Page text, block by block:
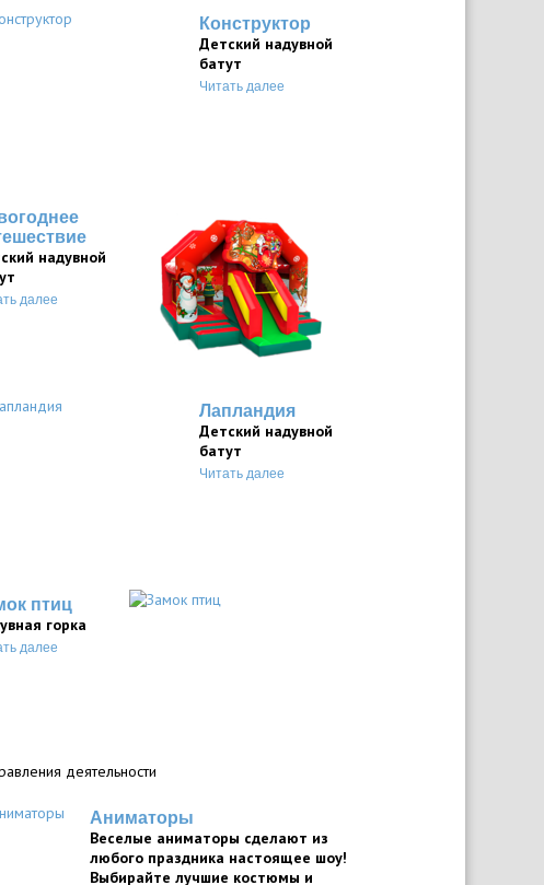
Конструктор
Детский надувной
батут
Читать далее
надувной
далее
Лапландия
Детский надувной
батут
Читать далее
птиц
горка
далее
деятельности
Аниматоры
Веселые аниматоры сделают из
любого праздника настоящее шоу!
Выбирайте лучшие костюмы и